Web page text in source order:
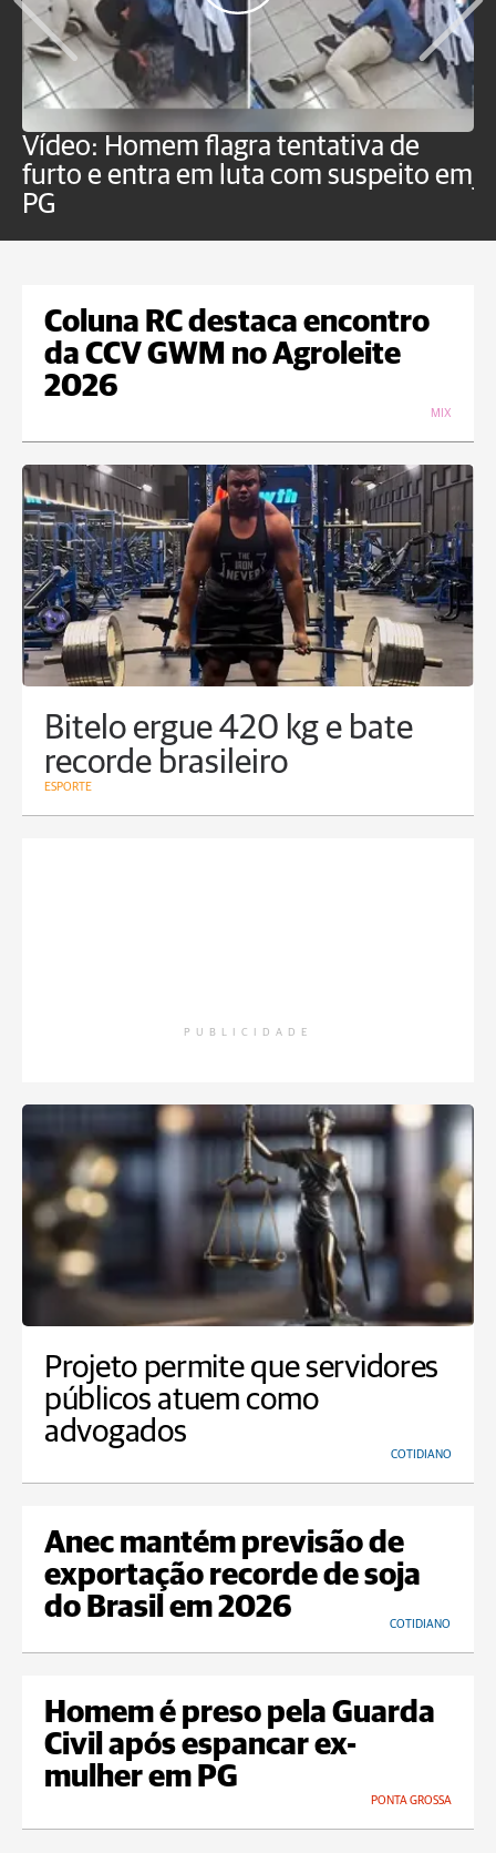
Vídeo: Homem flagra tentativa de
furto e entra em luta com suspeito em
PG
Coluna RC destaca encontro
da CCV GWM no Agroleite
2026
MIX
Bitelo ergue 420 kg e bate
recorde brasileiro
ESPORTE
PUBLICIDADE
Projeto permite que servidores
públicos atuem como
advogados
COTIDIANO
Anec mantém previsão de
exportação recorde de soja
do Brasil em 2026
COTIDIANO
Homem é preso pela Guarda
Civil após espancar ex-
mulher em PG
PONTA GROSSA